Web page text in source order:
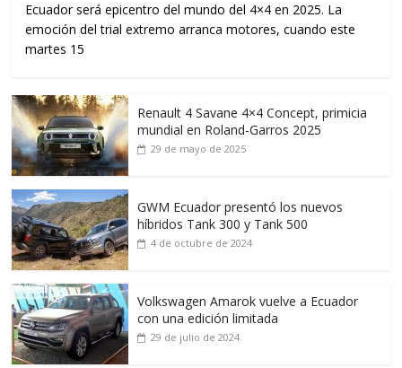
Ecuador será epicentro del mundo del 4×4 en 2025. La
emoción del trial extremo arranca motores, cuando este
martes 15
Renault 4 Savane 4×4 Concept, primicia
mundial en Roland-Garros 2025
29 de mayo de 2025
GWM Ecuador presentó los nuevos
híbridos Tank 300 y Tank 500
4 de octubre de 2024
Volkswagen Amarok vuelve a Ecuador
con una edición limitada
29 de julio de 2024